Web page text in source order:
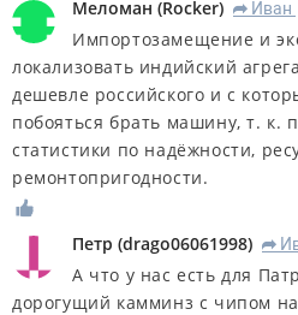
Меломан (Rocker) R Иван
Импортозамещение и
локализовать индийский
дешевле российского и с
побояться брать машину, т. к.
статистики по надёжности,
ремонтопригодности.
Петр (drago06061998) R
А что у нас есть для
дорогущий камминз с чипом